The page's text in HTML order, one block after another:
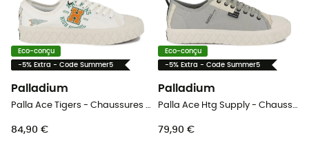
Eco-conçu
-5% Extra - Code Summer5
Palladium
Palla Ace Tigers - Chaussures lifestyle homme
84,90 €
Eco-conçu
-5% Extra - Code Summer5
Palladium
Palla Ace Htg Supply - Chaussures lifestyle homme
79,90 €